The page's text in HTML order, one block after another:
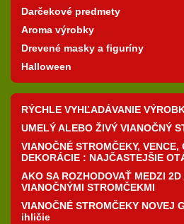
Darčekové predmety
Aroma výrobky
Drevené masky a figuríny
Halloween
RÝCHLE VYHĽADÁVANIE
UMELÝ ALEBO ŽIVÝ VIANOČNÝ
VIANOČNÉ STROMČEKY, VENCE,
DEKORÁCIE : NAJČASTEJŠIE
AKO SA ROZHODOVAŤ MEDZI
VIANOČNÝMI STROMČEKMI
VIANOČNÉ STROMČEKY NOVEJ
ihličie